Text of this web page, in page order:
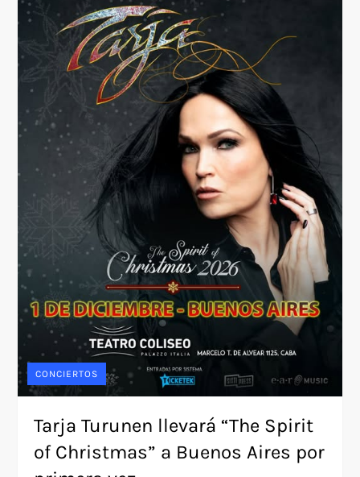
CONCIERTOS
Tarja Turunen llevará “The Spirit
of Christmas” a Buenos Aires por